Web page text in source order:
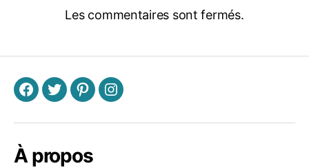
Les commentaires sont fermés.
F T P I
À propos